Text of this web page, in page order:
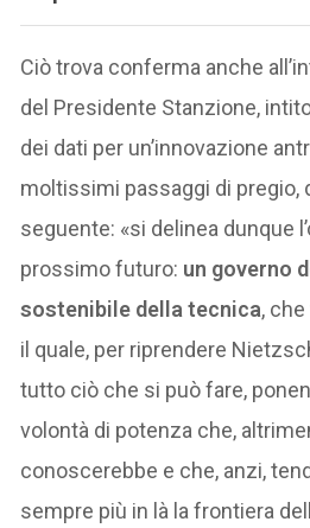
Ciò trova conferma anche
del Presidente Stanzione,
dei dati per un’innovazione
moltissimi passaggi di pregio,
seguente: «si delinea dunque
prossimo futuro: un governo
sostenibile della tecnica,
il quale, per riprendere
tutto ciò che si può fare,
volontà di potenza che,
conoscerebbe e che, anzi,
sempre più in là la frontiera